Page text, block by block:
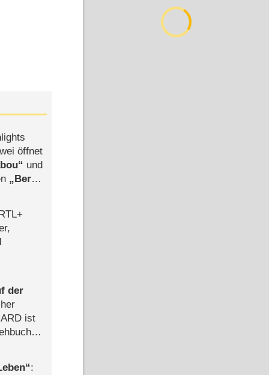
öffnet
und
Berlin
der
ist
: